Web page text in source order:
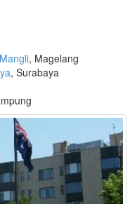
, Magelang
, Surabaya